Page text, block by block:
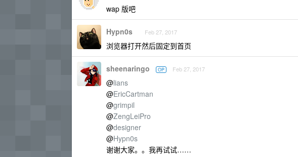
wap 版吧
Hypn0s Feb 27, 2017
浏览器打开然后固定到首页
sheenaringo OP Feb 27, 2017
@lians
@EricCartman
@grimpil
@ZengLeiPro
@designer
@Hypn0s
谢谢大家。。我再试试……